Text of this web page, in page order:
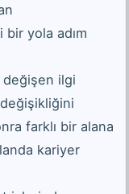
yola adım
değişen ilgi
farklı bir alana
kariyer